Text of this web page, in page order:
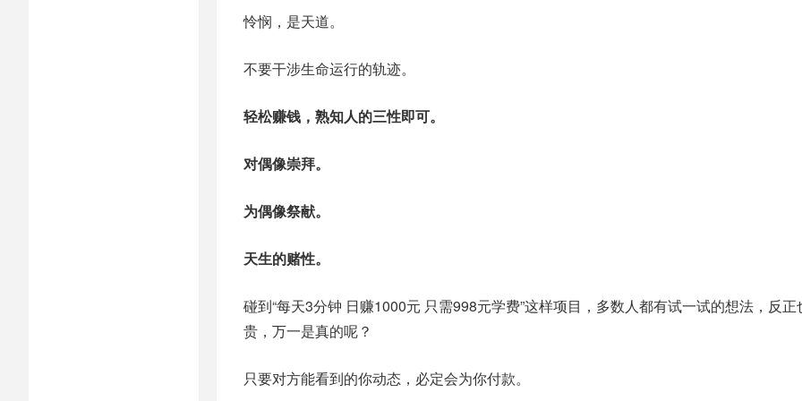
怜悯，是天道。
不要干涉生命运行的轨迹。
轻松赚钱，熟知人的三性即可。
对偶像崇拜。
为偶像祭献。
天生的赌性。
碰到“每天3分钟 日赚1000元 只需998元学费”这样项目，多数人都有试一试的想法，反正
贵，万一是真的呢？
只要对方能看到的你动态，必定会为你付款。